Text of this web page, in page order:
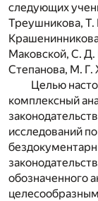
следующих
Треушникова,
Маковской, С.
Степанова, М. Г.
Целью
комплексный
исследований
обозначенного